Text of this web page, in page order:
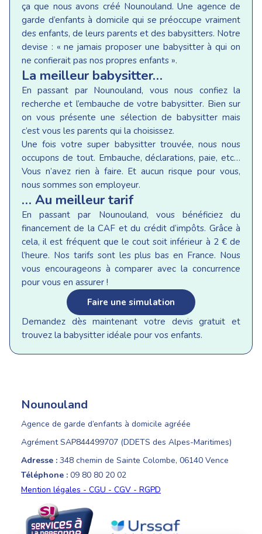
ça que nous avons créé Nounouland. Une agence de
garde d’enfants à domicile qui se préoccupe vraiment
des enfants, de leurs parents et des babysitters. Notre
devise : « ne jamais proposer une babysitter à qui on
ne confierait pas nos propres enfants ».
La meilleur babysitter…
En passant par Nounouland, vous nous confiez la
recherche et l’embauche de votre babysitter. Bien sur
on vous présente une sélection de babysitter mais
c’est vous les parents qui la choisissez.
Une fois votre super babysitter trouvée, nous nous
occupons de tout. Embauche, déclarations, paie, etc…
Vous n’avez rien à faire. Et aucun risque pour vous,
nous sommes son employeur.
… Au meilleur tarif
En passant par Nounouland, vous bénéficiez du
financement de la CAF et du crédit d’impôts. Grâce à
cela, il est fréquent que le cout soit inférieur à 2 € de
l’heure. Nos tarifs sont les plus bas en France. Nous
vous encourageons à comparer avec la concurrence
pour vous en assurer !
Faire une simulation
Demandez dès maintenant votre devis gratuit et
trouvez la babysitter idéale pour vos enfants.
Nounouland
Agence de garde d’enfants à domicile agréée
Agrément SAP844499707 (DDETS des Alpes-Maritimes)
Adresse : 348 chemin de Sainte Colombe, 06140 Vence
Téléphone : 09 80 80 20 02
Mention légales - CGU - CGV - RGPD